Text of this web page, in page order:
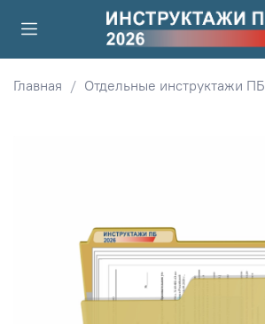
Главная Отдельные инструктажи ПБ